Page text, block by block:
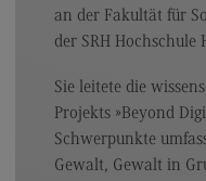
an der Fakultät für
der SRH Hochschule
Sie leitete die
Projekts »Beyond
Schwerpunkte
Gewalt, Gewalt in